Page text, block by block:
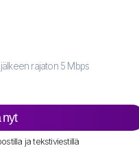
rajaton 5 Mbps
nyt
ja tekstiviestillä